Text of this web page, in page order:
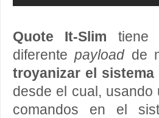
Quote It-Slim tiene
diferentepayload de
troyanizar el sistema
desde el cual,
comandos en el